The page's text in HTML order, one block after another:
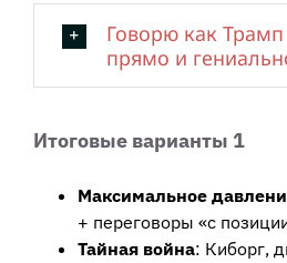
Говорю как Трамп
прямо и
Итоговые варианты 1
Максимальное
+ переговоры «с
Тайная война: Киборг,